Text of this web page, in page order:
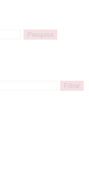
Pesquisa
Filtrar